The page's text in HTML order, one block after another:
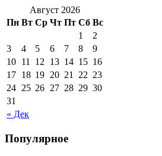
Август 2026
Пн Вт Ср Чт Пт Сб Вс
« Дек
1
2
3
4 5 6 7 8
9
10 11 12 13 14 15 16
17 18 19 20 21 22 23
24 25 26 27 28 29 30
31
Популярное